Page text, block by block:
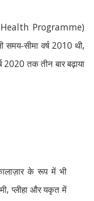
Programme)
समय-सीमा वर्ष 2010 थी,
2020 तक तीन बार बढ़ाया
के रूप में भी
,प्लीहा और यकृत में